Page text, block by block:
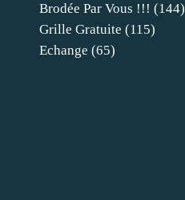
Brodée Par Vous !!! (144)
Grille Gratuite (115)
Echange (65)